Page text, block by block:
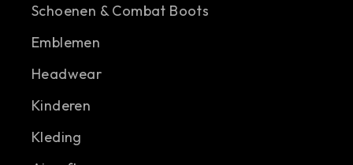
Schoenen & Combat Boots
Emblemen
Headwear
Kinderen
Kleding